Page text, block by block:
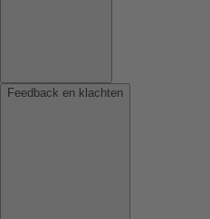
Feedback en klachten